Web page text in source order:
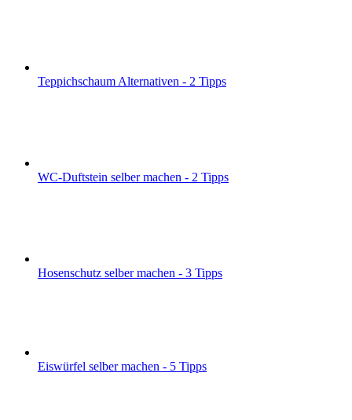
Teppichschaum Alternativen - 2 Tipps
WC-Duftstein selber machen - 2 Tipps
Hosenschutz selber machen - 3 Tipps
Eiswürfel selber machen - 5 Tipps